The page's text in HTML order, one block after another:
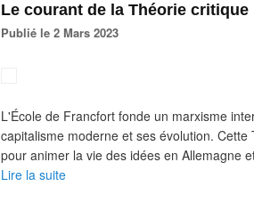
Le courant de la Théorie critique
Publié le 2 Mars 2023
L'École de Francfort fonde un marxisme
capitalisme moderne et ses évolution.
pour animer la vie des idées en Allemagne
Lire la suite